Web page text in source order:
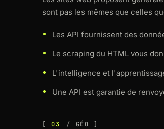
sont pas les mêmes que celles
Les API fournissent des
Le scraping du HTML vous
L'intelligence et
Une API est garantie de
03 GÉO